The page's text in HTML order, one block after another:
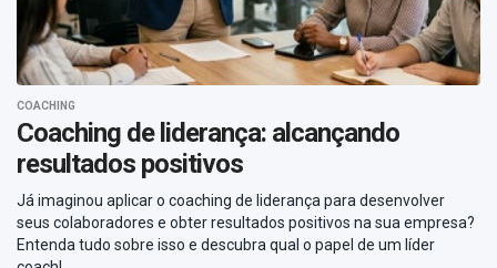
COACHING
Coaching de liderança: alcançando
resultados positivos
Já imaginou aplicar o coaching de liderança para desenvolver
seus colaboradores e obter resultados positivos na sua empresa?
Entenda tudo sobre isso e descubra qual o papel de um líder